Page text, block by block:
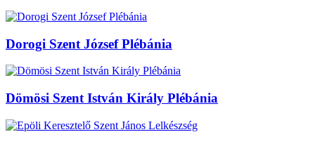
Dorogi Szent József Plébánia
Dömösi Szent István Király Plébánia